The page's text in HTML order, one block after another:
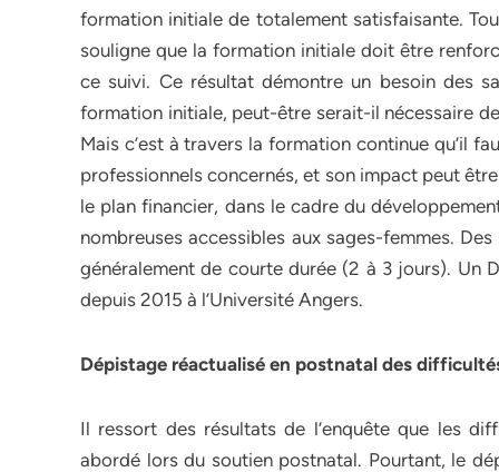
formation initiale de totalement satisfaisante.
souligne que la formation initiale doit être
ce suivi. Ce résultat démontre un besoin des
formation initiale, peut-être serait-il nécessaire
Mais c’est à travers la formation continue qu’il
professionnels concernés, et son impact peut
le plan financier, dans le cadre du
nombreuses accessibles aux sages-femmes.
généralement de courte durée (2 à 3 jours). Un
depuis 2015 à l’Université Angers.
Dépistage réactualisé en postnatal des
Il ressort des résultats de l’enquête que les
abordé lors du soutien postnatal. Pourtant, le